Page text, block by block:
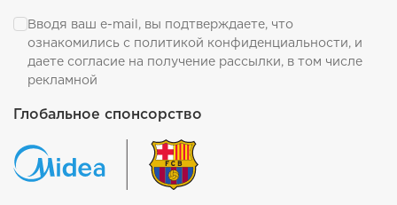
Глобальное спонсорство
Вводя ваш e-mail, вы подтверждаете, что
ознакомились с политикой конфиденциальности, и
даете согласие на получение рассылки, в том числе
рекламной